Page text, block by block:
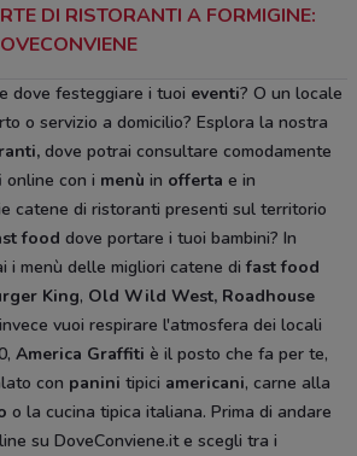
DI RISTORANTI A FORMIGINE:
dove festeggiare i tuoi eventi? O un locale
o servizio a domicilio? Esplora la nostra
dove potrai consultare comodamente
online con i menù in offerta e in
catene di ristoranti presenti sul territorio
food dove portare i tuoi bambini? In
i menù delle migliori catene difast food
King, Old Wild West, Roadhouse
vuoi respirare l'atmosfera dei locali
America Graffiti è il posto che fa per te,
con panini tipici americani, carne alla
o la cucina tipica italiana. Prima di andare
su DoveConviene.it e scegli tra i